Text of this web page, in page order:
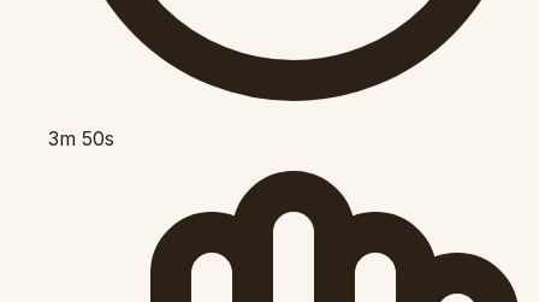
3m 50s